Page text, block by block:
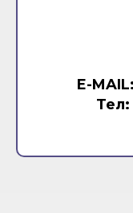
E-MAIL:
Тел: